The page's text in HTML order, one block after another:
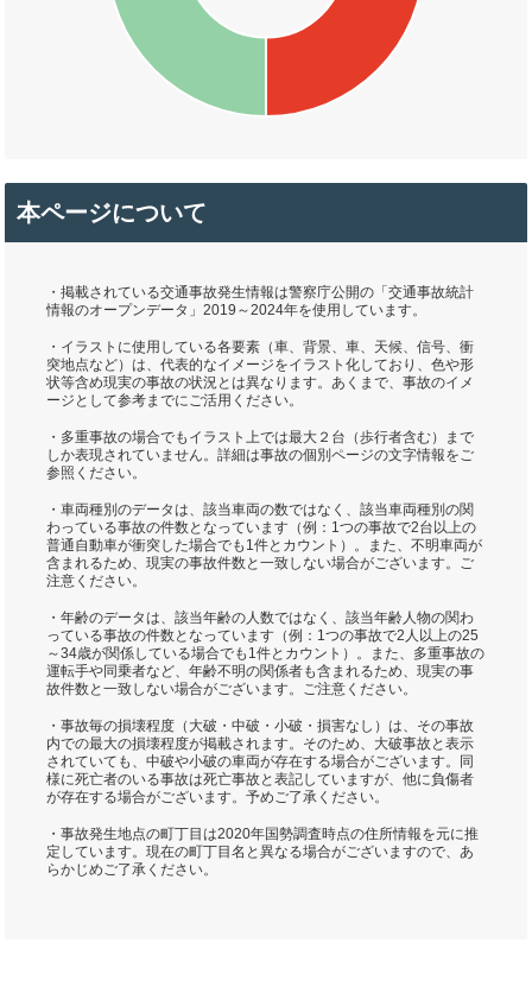
本ページについて
・掲載されている交通事故発生情報は警察庁公開の「交通事故統計
情報のオープンデータ」2019～2024年を使用しています。
・イラストに使用している各要素（車、背景、車、天候、信号、衝
突地点など）は、代表的なイメージをイラスト化しており、色や形
状等含め現実の事故の状況とは異なります。あくまで、事故のイメ
ージとして参考までにご活用ください。
・多重事故の場合でもイラスト上では最大２台（歩行者含む）まで
しか表現されていません。詳細は事故の個別ページの文字情報をご
参照ください。
・車両種別のデータは、該当車両の数ではなく、該当車両種別の関
わっている事故の件数となっています（例：1つの事故で2台以上の
普通自動車が衝突した場合でも1件とカウント）。また、不明車両が
含まれるため、現実の事故件数と一致しない場合がございます。ご
注意ください。
・年齢のデータは、該当年齢の人数ではなく、該当年齢人物の関わ
っている事故の件数となっています（例：1つの事故で2人以上の25
～34歳が関係している場合でも1件とカウント）。また、多重事故の
運転手や同乗者など、年齢不明の関係者も含まれるため、現実の事
故件数と一致しない場合がございます。ご注意ください。
・事故毎の損壊程度（大破・中破・小破・損害なし）は、その事故
内での最大の損壊程度が掲載されます。そのため、大破事故と表示
されていても、中破や小破の車両が存在する場合がございます。同
様に死亡者のいる事故は死亡事故と表記していますが、他に負傷者
が存在する場合がございます。予めご了承ください。
・事故発生地点の町丁目は2020年国勢調査時点の住所情報を元に推
定しています。現在の町丁目名と異なる場合がございますので、あ
らかじめご了承ください。